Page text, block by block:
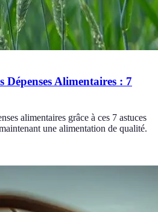
Dépenses Alimentaires : 7
alimentaires grâce à ces 7 astuces
une alimentation de qualité.